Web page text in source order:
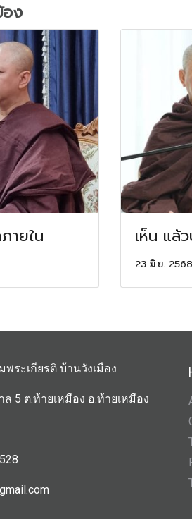
อง
ายใน เห็น แล้
23 มิ.ย. 2568
ระเกียรติ บ้านวังเมือง
ล 5 ต.ท้ายเหมือง อ.ท้ายเหมือง
om